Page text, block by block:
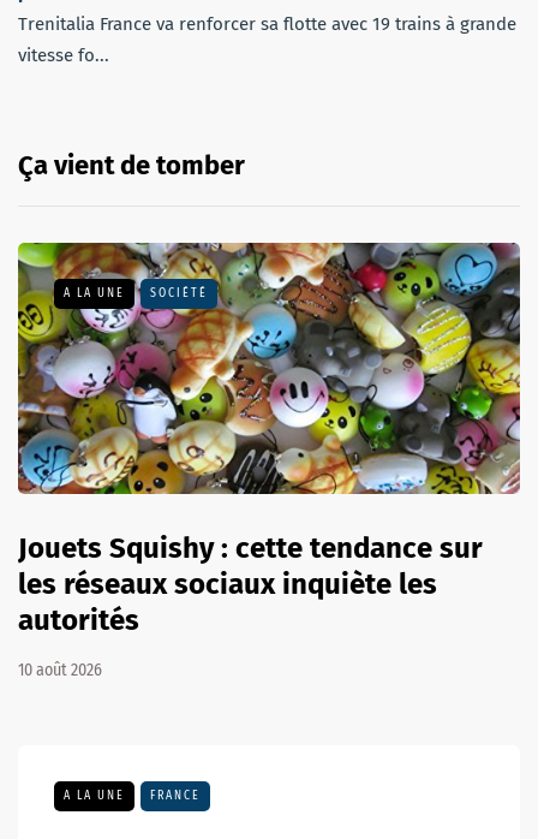
Trenitalia France va renforcer sa flotte avec 19 trains à grande
vitesse fo...
Ça vient de tomber
A LA UNE SOCIÉTÉ
Jouets Squishy : cette tendance sur
les réseaux sociaux inquiète les
autorités
10 août 2026
A LA UNE FRANCE